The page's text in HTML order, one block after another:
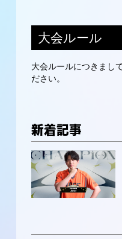
大会ルール
大会ルールにつきまし
ださい。
新着記事